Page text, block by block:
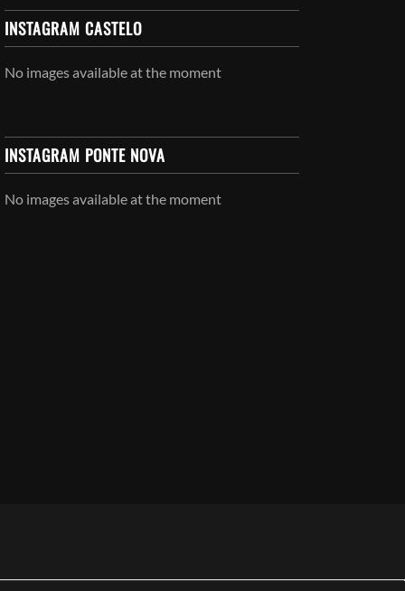
INSTAGRAM CASTELO
No images available at the moment
INSTAGRAM PONTE NOVA
No images available at the moment